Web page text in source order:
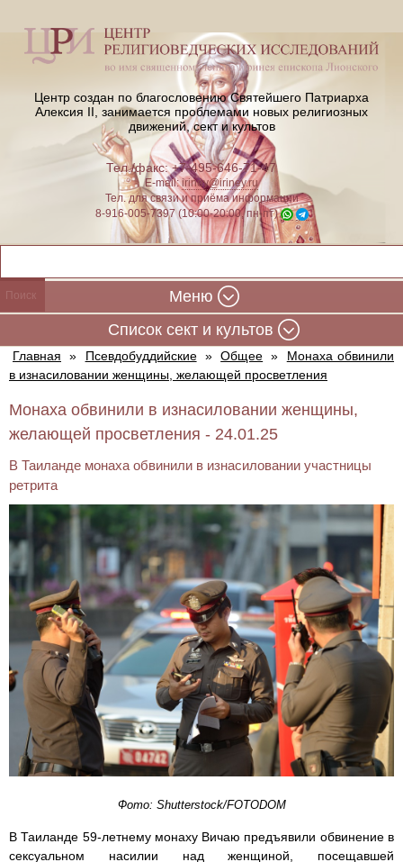
Центр создан по благословению Святейшего Патриарха
Алексия II, занимается проблемами новых религиозных
движений, сект и культов
Тел./факс: +7-495-646-71-47
E-mail:iriney@iriney.ru
Тел. для связи и приёма информации
8-916-005-7397 (10:00-20:00, пн-пт)
Меню
Cписок сект и культов
Главная » Псевдобуддийские » Общее »
Монаха обвинили
в изнасиловании женщины, желающей просветления
Монаха обвинили в изнасиловании женщины,
желающей просветления - 24.01.25
В Таиланде монаха обвинили в изнасиловании участницы
ретрита
Фото: Shutterstock/FOTODOM
В Таиланде 59-летнему монаху Вичаю предъявили обвинение в
сексуальном насилии над женщиной, посещавшей